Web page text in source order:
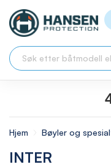
Hjem Bøyler og
INTER